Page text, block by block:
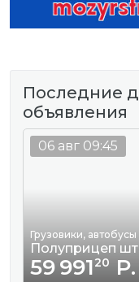
Последние
объявления
Грузовики, автобусы
Полуприцеп
59 99120Р.
06 авг 09:45